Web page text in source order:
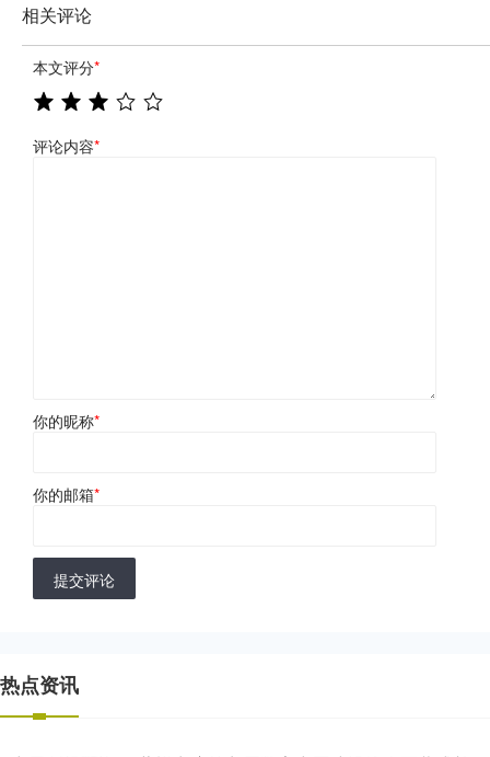
相关评论
本文评分*
评论内容*
你的昵称*
你的邮箱*
提交评论
热点资讯